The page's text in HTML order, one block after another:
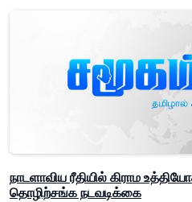
நாடளாவிய ரீதியில் கிராம
தொழிற்சங்க நடவடிக்கை